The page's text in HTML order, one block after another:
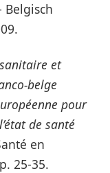
et
belge
pour
de santé
en
25-35.